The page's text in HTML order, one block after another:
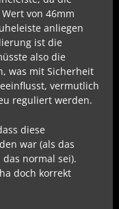
von 46mm
anliegen
ist die
also die
was mit Sicherheit
vermutlich
reguliert werden.
diese
war (als das
normal sei).
doch korrekt